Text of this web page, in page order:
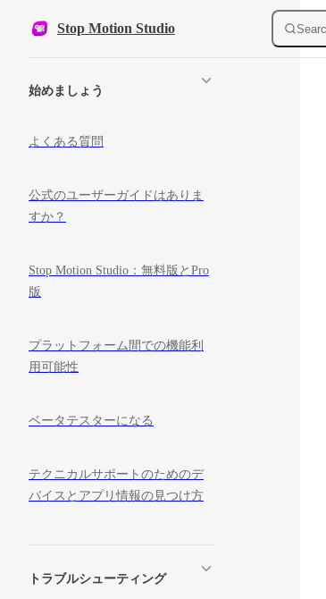
Skip to content
Stop Motion Studio
始めましょう
よくある質問
公式のユーザーガイドはありま
すか？
Stop Motion Studio：無料版とPro
版
プラットフォーム間での機能利
用可能性
ベータテスターになる
テクニカルサポートのためのデ
バイスとアプリ情報の見つけ方
トラブルシューティング